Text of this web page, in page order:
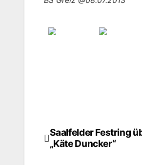
Saalfelder Festring
„Käte Duncker“